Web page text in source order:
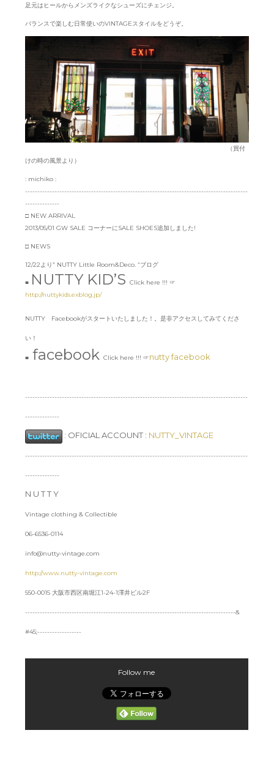
足元はヒールからメンズライクなシューズにチェンジ。
バランスで楽しむ日常使いのVINTAGEスタイルをどうぞ。
（買付
けの時の風景より）
: michiko :
-------------------------------------------------------------------------------------------
--------------
□ NEW ARRIVAL
2013/05/01 GW SALE コーナーにSALE SHOES追加しました!
□ NEWS
12/22より” NUTTY Little Room&Deco. “ブログ
■ NUTTY KID’SClick here !!! ☞
http://nuttykids.exblog.jp/
NUTTY Facebookがスタートいたしました！。是非アクセスしてみてくださ
い！
■ facebookClick here !!! ☞nutty facebook
-------------------------------------------------------------------------------------------
--------------
: OFICIAL ACCOUNT : NUTTY_VINTAGE
-------------------------------------------------------------------------------------------
--------------
N U T T Y
Vintage clothing & Collectible
06-6536-0114
info@nutty-vintage.com
http://www.nutty-vintage.com
550-0015 大阪市西区南堀江1-24-1澤井ビル2F
--------------------------------------------------------------------------------------&
#45;------------------
Follow me